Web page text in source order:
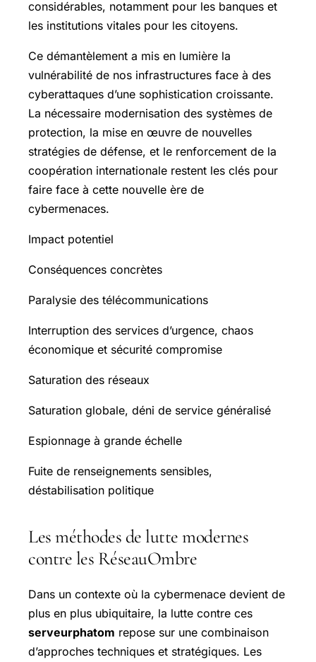
considérables, notamment pour les banques et
les institutions vitales pour les citoyens.
Ce démantèlement a mis en lumière la
vulnérabilité de nos infrastructures face à des
cyberattaques d’une sophistication croissante.
La nécessaire modernisation des systèmes de
protection, la mise en œuvre de nouvelles
stratégies de défense, et le renforcement de la
coopération internationale restent les clés pour
faire face à cette nouvelle ère de
cybermenaces.
Impact potentiel
Conséquences concrètes
Paralysie des télécommunications
Interruption des services d’urgence, chaos
économique et sécurité compromise
Saturation des réseaux
Saturation globale, déni de service généralisé
Espionnage à grande échelle
Fuite de renseignements sensibles,
déstabilisation politique
Les méthodes de lutte modernes
contre les RéseauOmbre
Dans un contexte où la cybermenace devient de
plus en plus ubiquitaire, la lutte contre ces
serveurphatom repose sur une combinaison
d’approches techniques et stratégiques. Les